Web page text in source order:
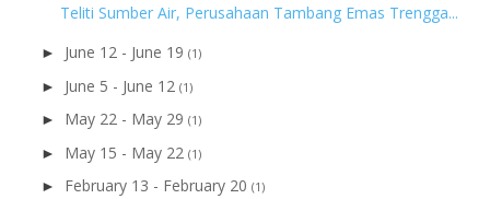
Teliti Sumber Air, Perusahaan Tambang Emas Trengga...
► June 12 - June 19 (1)
► June 5 - June 12 (1)
► May 22 - May 29 (1)
► May 15 - May 22 (1)
► February 13 - February 20 (1)